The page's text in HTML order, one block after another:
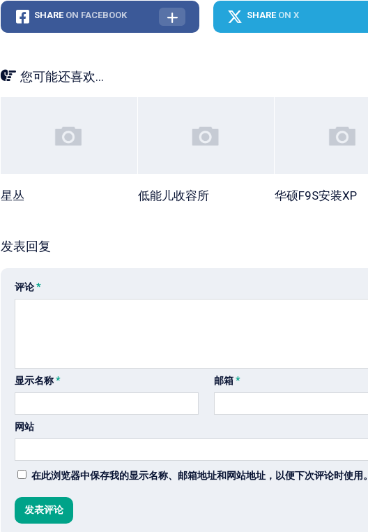
SHARE ON FACEBOOK SHARE ON X
您可能还喜欢...
星丛 低能儿收容所 华硕F9S安装XP
发表回复
评论*
显示名称* 邮箱*
网站
在此浏览器中保存我的显示名称、邮箱地址和网站地址，以便下次评论时使用。